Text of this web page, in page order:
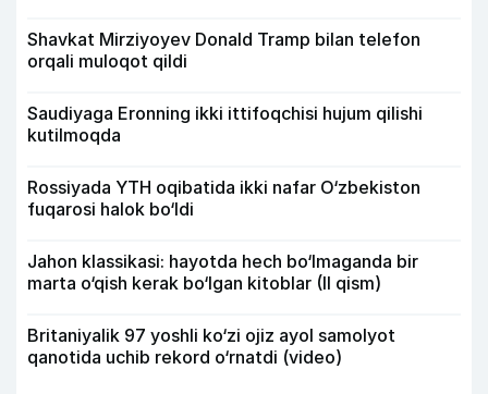
Shavkat Mirziyoyev Donald Tramp bilan telefon
orqali muloqot qildi
Saudiyaga Eronning ikki ittifoqchisi hujum qilishi
kutilmoqda
Rossiyada YTH oqibatida ikki nafar O‘zbekiston
fuqarosi halok bo‘ldi
Jahon klassikasi: hayotda hech bo‘lmaganda bir
marta o‘qish kerak bo‘lgan kitoblar (II qism)
Britaniyalik 97 yoshli ko‘zi ojiz ayol samolyot
qanotida uchib rekord o‘rnatdi (video)